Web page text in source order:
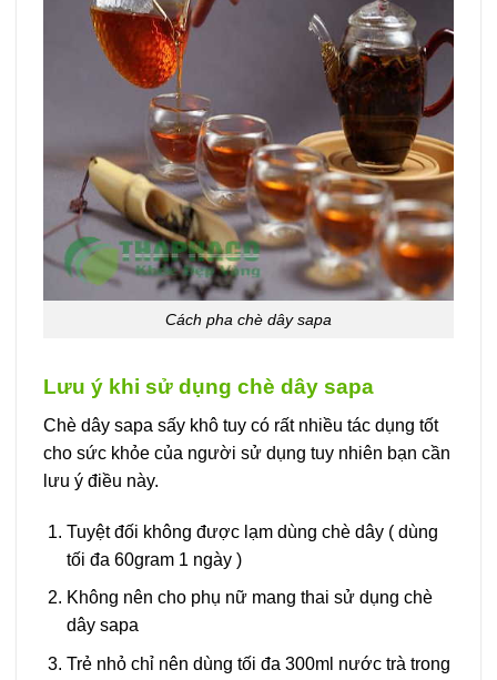
Cách pha chè dây sapa
Lưu ý khi sử dụng chè dây sapa
Chè dây sapa sấy khô tuy có rất nhiều tác dụng tốt
cho sức khỏe của người sử dụng tuy nhiên bạn cần
lưu ý điều này.
Tuyệt đối không được lạm dùng chè dây ( dùng
tối đa 60gram 1 ngày )
Không nên cho phụ nữ mang thai sử dụng chè
dây sapa
Trẻ nhỏ chỉ nên dùng tối đa 300ml nước trà trong